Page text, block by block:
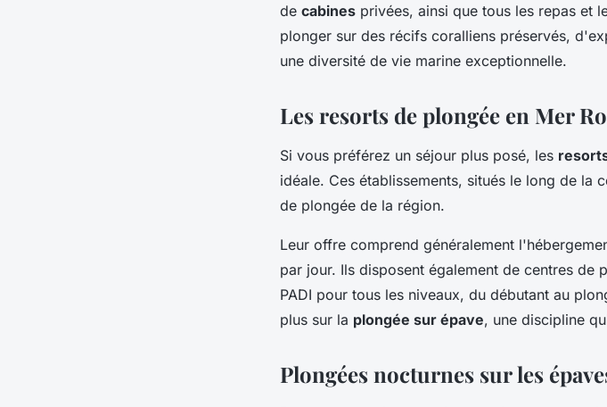
de cabines privées, ainsi que tous les repas et
plonger sur des récifs coralliens préservés,
une diversité de vie marine exceptionnelle.
Les resorts de plongée en Mer
Si vous préférez un séjour plus posé, les
idéale. Ces établissements, situés le long de la
de plongée de la région.
Leur offre comprend généralement
par jour. Ils disposent également de centres
PADI pour tous les niveaux, du débutant au
plus sur la plongée sur épave, une discipline
Plongées nocturnes sur les